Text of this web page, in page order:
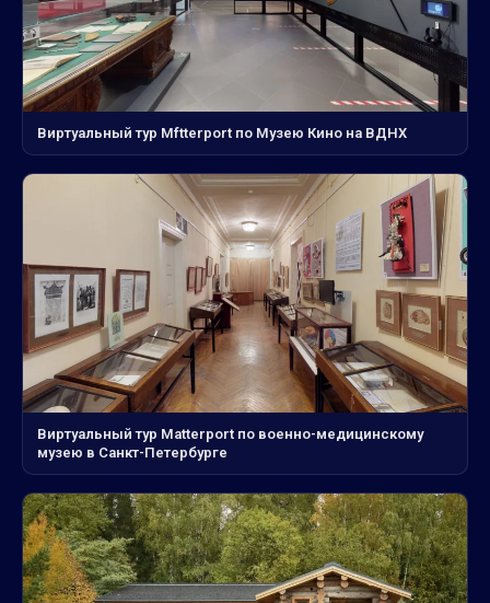
Виртуальный тур Mftterport по Музею Кино на ВДНХ
Виртуальный тур Matterport по военно-медицинскому
музею в Санкт-Петербурге